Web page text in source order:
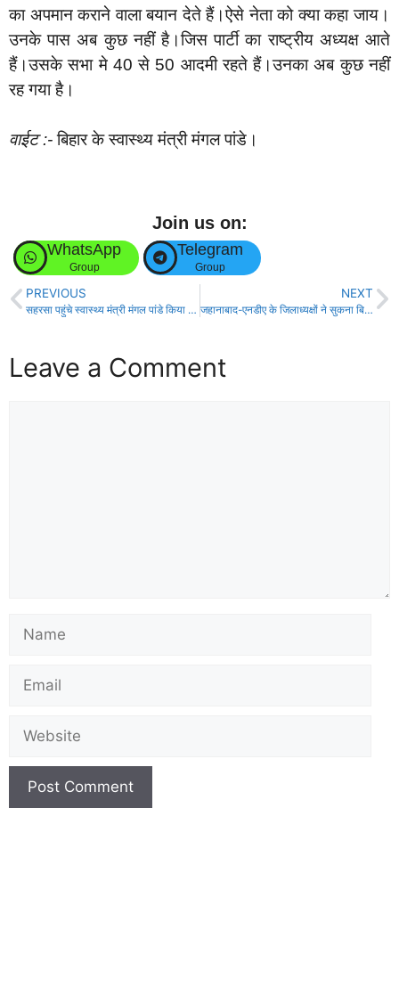
का अपमान कराने वाला बयान देते हैं।ऐसे नेता को क्या कहा जाय।
उनके पास अब कुछ नहीं है।जिस पार्टी का राष्ट्रीय अध्यक्ष आते
हैं।उसके सभा मे 40 से 50 आदमी रहते हैं।उनका अब कुछ नहीं
रह गया है।
वाईट :-बिहार के स्वास्थ्य मंत्री मंगल पांडे।
Join us on:
WhatsApp
Group
Telegram
Group
PREVIOUS
सहरसा पहुंचे स्वास्थ्य मंत्री मंगल पांडे किया विभिन्न योजनाओं का शिलान्यास।
NEXT
जहानाबाद-एनडीए के जिलाध्यक्षों ने सुकना बिगहा गांव का किया दौरा!
Leave a Comment